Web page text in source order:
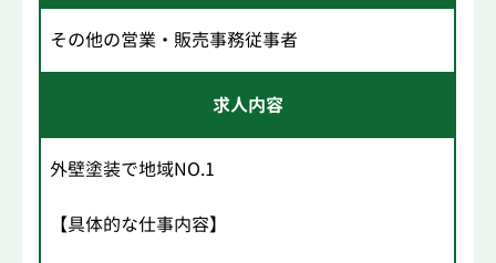
その他の営業・販売事務従事者
求人内容
外壁塗装で地域NO.1
【具体的な仕事内容】